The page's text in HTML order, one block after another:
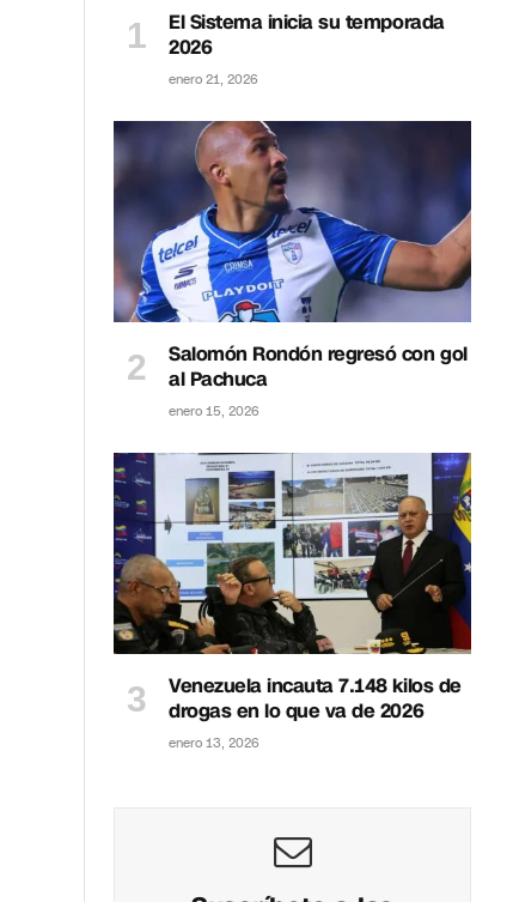
El Sistema inicia su temporada
2026
enero 21, 2026
Salomón Rondón regresó con gol
al Pachuca
enero 15, 2026
Venezuela incauta 7.148 kilos de
drogas en lo que va de 2026
enero 13, 2026